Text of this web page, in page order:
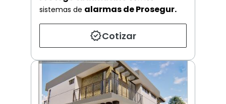
sistemas de alarmas de Prosegur.
Cotizar